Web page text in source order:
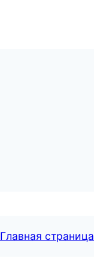
Главная страница